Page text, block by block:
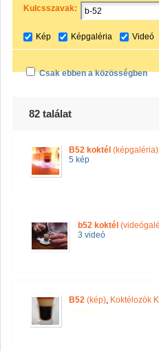
Kulcsszavak:
Kép Képgaléria Videó
Csak ebben a közösségben
82 találat
B52 koktél (képgaléria)
5 kép
b52 koktél
3 videó
B52 (kép), Koktélozók